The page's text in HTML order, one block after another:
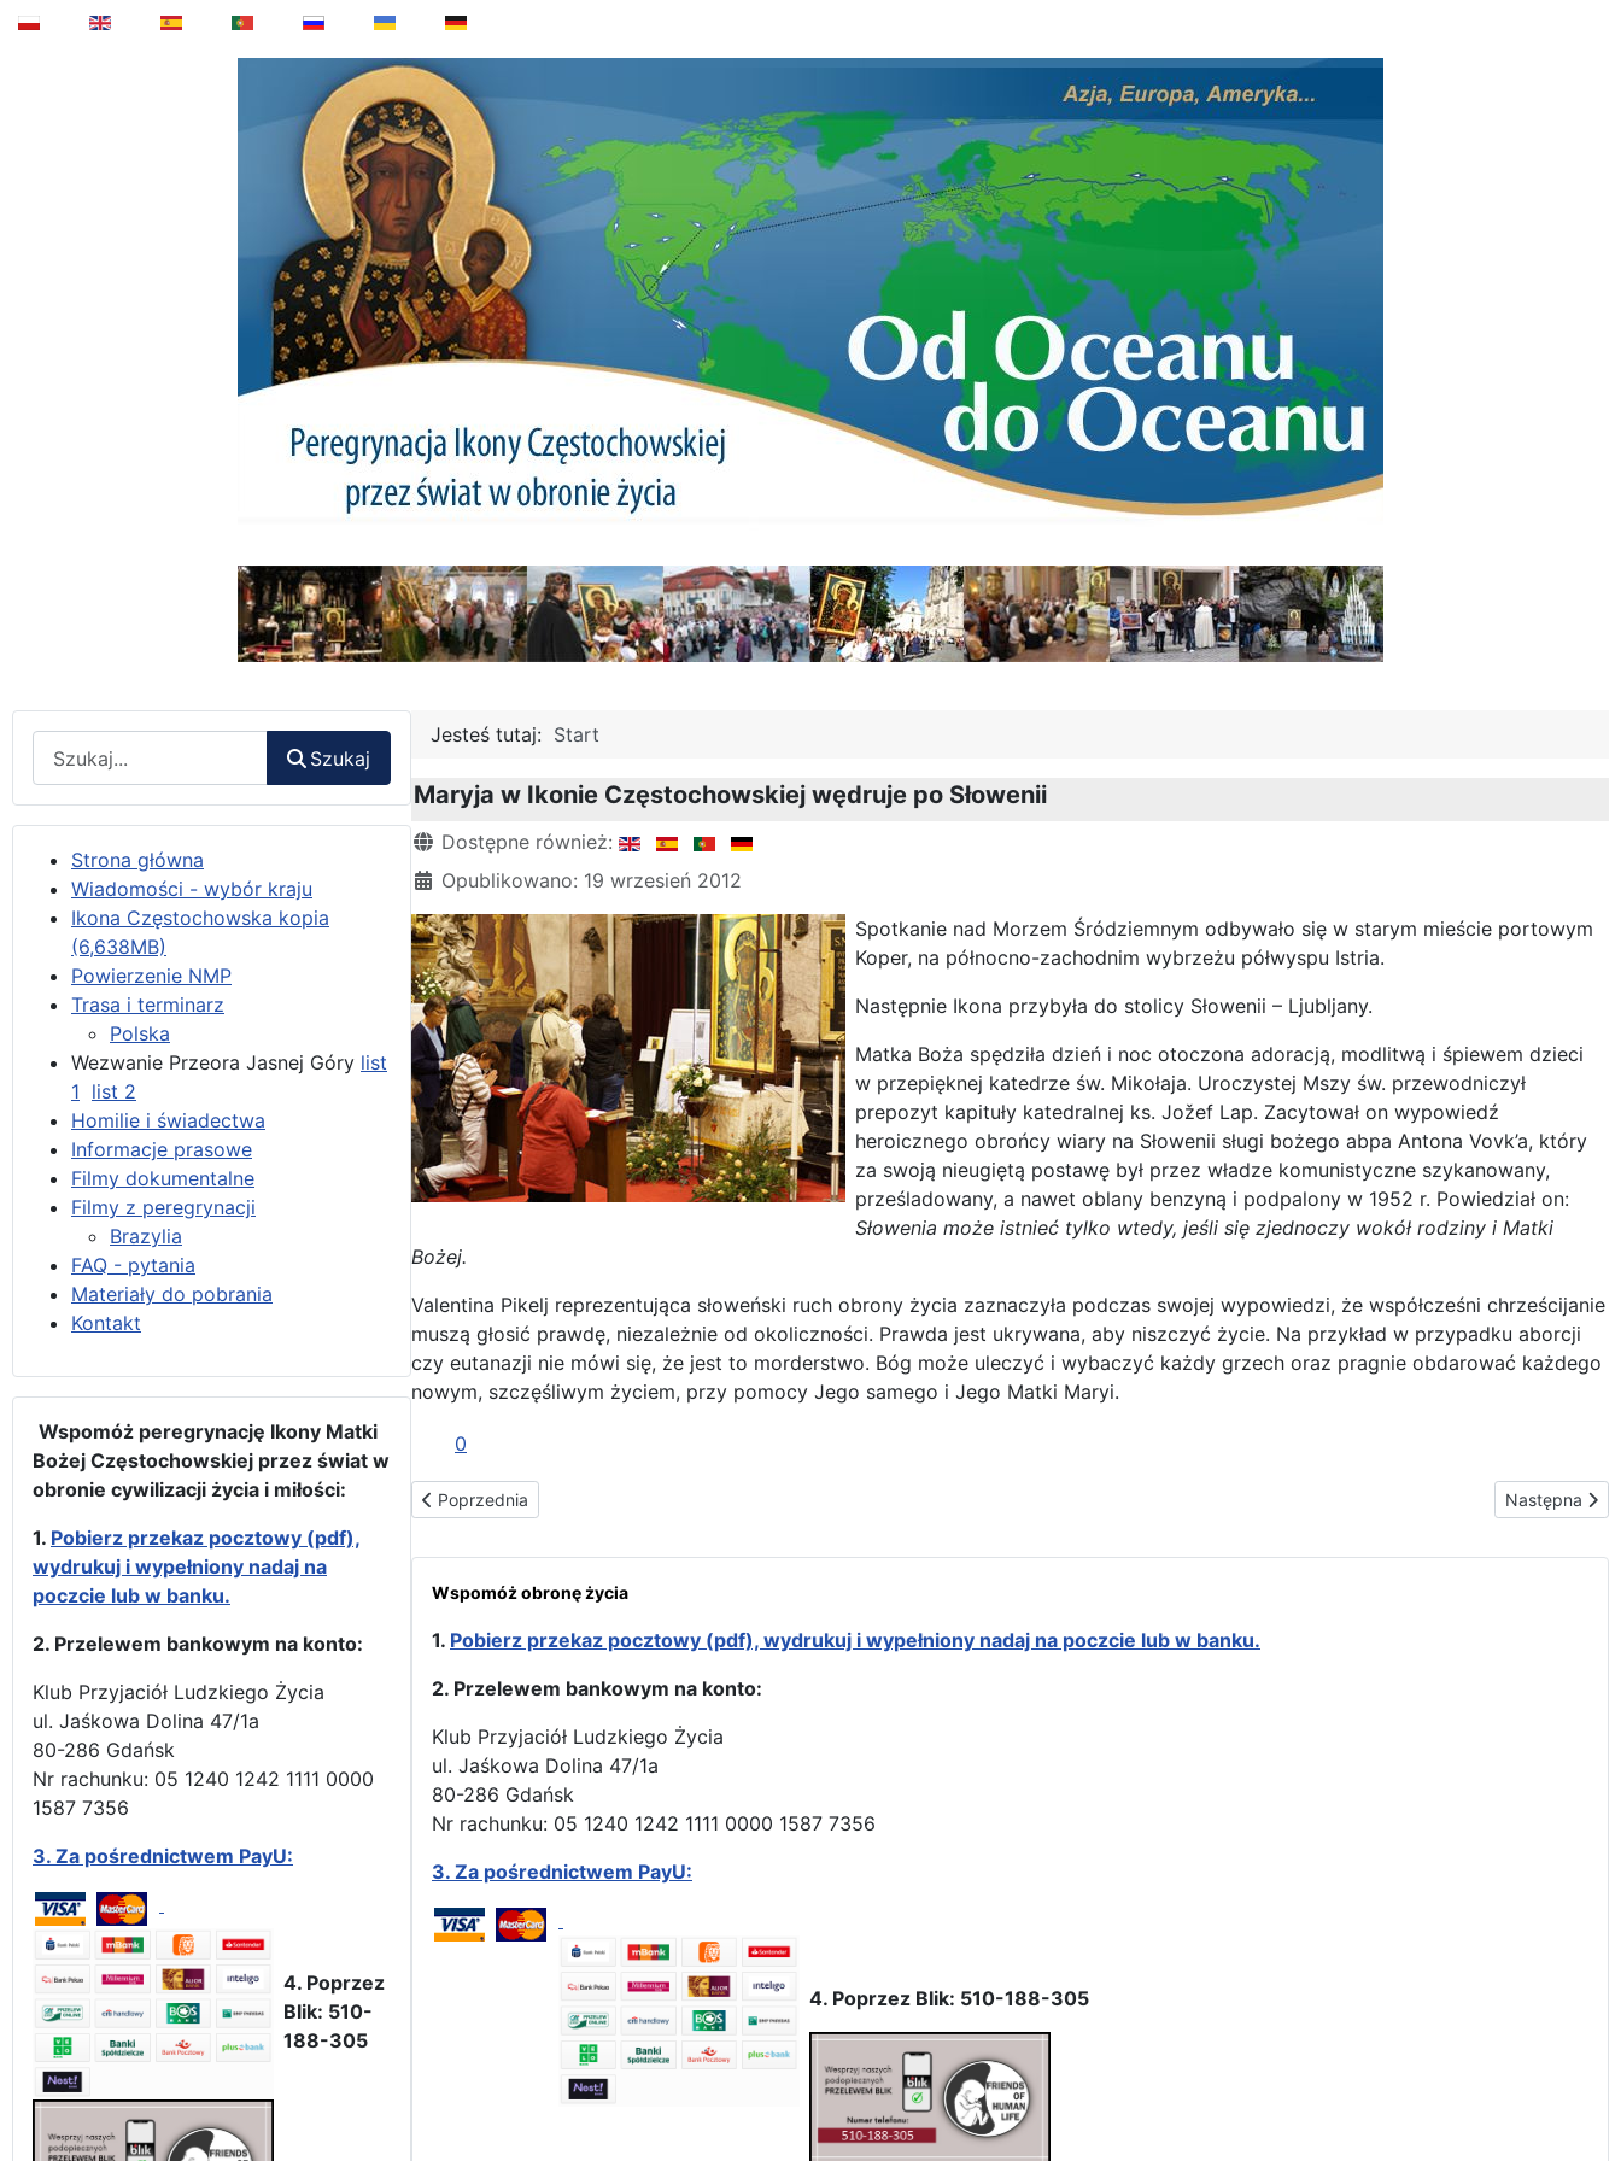
Szukaj
Strona główna
Wiadomości - wybór kraju
Ikona Częstochowska kopia
(6,638MB)
Powierzenie NMP
Trasa i terminarz
Polska
Wezwanie Przeora Jasnej Góry list
1 list 2
Homilie i świadectwa
Informacje prasowe
Filmy dokumentalne
Filmy z peregrynacji
Brazylia
FAQ - pytania
Materiały do pobrania
Kontakt
Wspomóż peregrynację Ikony Matki
Bożej Częstochowskiej przez świat w
obronie cywilizacji życia i miłości:
1. Pobierz przekaz pocztowy (pdf),
wydrukuj i wypełniony nadaj na
poczcie lub w banku.
2. Przelewem bankowym na konto:
Klub Przyjaciół Ludzkiego Życia
ul. Jaśkowa Dolina 47/1a
80-286 Gdańsk
Nr rachunku: 05 1240 1242 1111 0000
1587 7356
3. Za pośrednictwem PayU:
4. Poprzez
Blik: 510-
188-305
Jesteś tutaj: Start
Maryja w Ikonie Częstochowskiej wędruje po Słowenii
Szczegóły
Dostępne również:
Opublikowano: 19 wrzesień 2012
Spotkanie nad Morzem Śródziemnym odbywało się w starym mieście portowym
Koper, na północno-zachodnim wybrzeżu półwyspu Istria.
Następnie Ikona przybyła do stolicy Słowenii – Ljubljany.
Matka Boża spędziła dzień i noc otoczona adoracją, modlitwą i śpiewem dzieci
w przepięknej katedrze św. Mikołaja. Uroczystej Mszy św. przewodniczył
prepozyt kapituły katedralnej ks. Jožef Lap. Zacytował on wypowiedź
heroicznego obrońcy wiary na Słowenii sługi bożego abpa Antona Vovk’a, który
za swoją nieugiętą postawę był przez władze komunistyczne szykanowany,
prześladowany, a nawet oblany benzyną i podpalony w 1952 r. Powiedział on:
Słowenia może istnieć tylko wtedy, jeśli się zjednoczy wokół rodziny i Matki
Bożej.
Valentina Pikelj reprezentująca słoweński ruch obrony życia zaznaczyła podczas swojej wypowiedzi, że współcześni chrześcijanie
muszą głosić prawdę, niezależnie od okoliczności. Prawda jest ukrywana, aby niszczyć życie. Na przykład w przypadku aborcji
czy eutanazji nie mówi się, że jest to morderstwo. Bóg może uleczyć i wybaczyć każdy grzech oraz pragnie obdarować każdego
nowym, szczęśliwym życiem, przy pomocy Jego samego i Jego Matki Maryi.
0
Poprzednia strona: Między Słowenią a Chorwacją
Poprzednia Następna
Następna
Wspomóż obronę życia
1. Pobierz przekaz pocztowy (pdf), wydrukuj i wypełniony nadaj na poczcie lub w banku.
2. Przelewem bankowym na konto:
Klub Przyjaciół Ludzkiego Życia
ul. Jaśkowa Dolina 47/1a
80-286 Gdańsk
Nr rachunku: 05 1240 1242 1111 0000 1587 7356
3. Za pośrednictwem PayU:
4. Poprzez Blik: 510-188-305